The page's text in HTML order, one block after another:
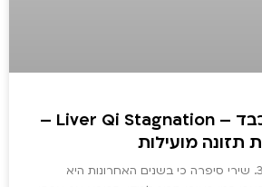
סטגנצית צ'י הכבד – Liver Qi Stagnation –
תזונה מועילות
פנתה אלי שירי, בת 36. שירי סיפרה כי בשנים האחרונות היא